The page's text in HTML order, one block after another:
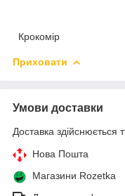
Крокомір
Приховати
Умови доставки
Доставка здійснюється
Нова Пошта
Магазини Rozetka